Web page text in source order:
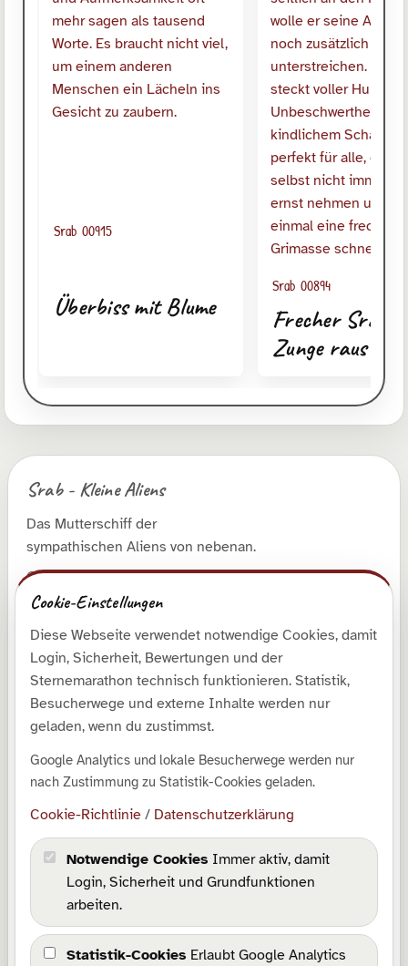
Srab 00915
Überbiss mit Blume
Srab 00894
Frecher Srab
Zunge raus
Srab - Kleine Aliens
Das Mutterschiff der
sympathischen Aliens von nebenan.
© 2026 Roman Runge
z
Entdecken
Shop
Galerie
Kollektionen
Downloads
SrabLog
Über mich
Rechtliches
Impressum
Datenschutz
Cookie-Einstellungen
Diese Webseite verwendet notwendige Cookies, damit
Login, Sicherheit, Bewertungen und der
Sternemarathon technisch funktionieren. Statistik,
Besucherwege und externe Inhalte werden nur
geladen, wenn du zustimmst.
Google Analytics und lokale Besucherwege werden nur
nach Zustimmung zu Statistik-Cookies geladen.
Cookie-Richtlinie / Datenschutzerklärung
Notwendige Cookies Immer aktiv, damit
Login, Sicherheit und Grundfunktionen
arbeiten.
Statistik-Cookies Erlaubt Google Analytics